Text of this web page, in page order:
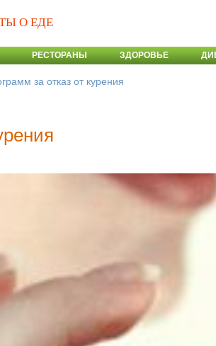
О ЕДЕ
РЕСТОРАНЫ ЗДОРОВЬЕ
за отказ от курения